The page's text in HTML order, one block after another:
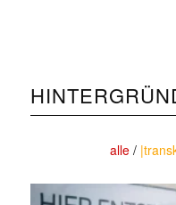
alle /